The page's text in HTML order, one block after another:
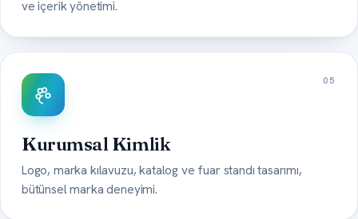
ve içerik yönetimi.
05
Kurumsal Kimlik
Logo, marka kılavuzu, katalog ve fuar standı tasarımı,
bütünsel marka deneyimi.